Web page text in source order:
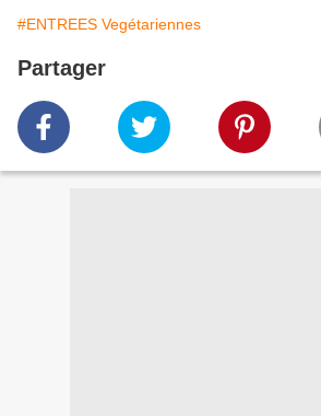
#ENTREES Vegétariennes
Partager